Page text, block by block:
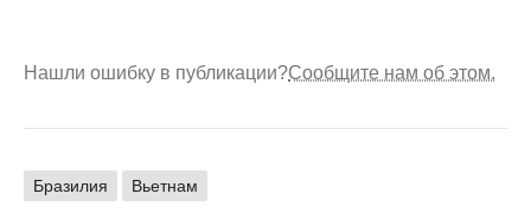
Нашли ошибку в публикации?Сообщите нам об этом.
Бразилия Вьетнам